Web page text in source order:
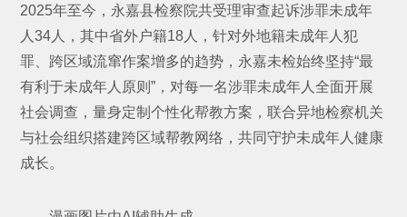
2025年至今，永嘉县检察院共受理审查起诉涉罪未成年
人34人，其中省外户籍18人，针对外地籍未成年人犯
罪、跨区域流窜作案增多的趋势，永嘉未检始终坚持“最
有利于未成年人原则”，对每一名涉罪未成年人全面开展
社会调查，量身定制个性化帮教方案，联合异地检察机关
与社会组织搭建跨区域帮教网络，共同守护未成年人健康
成长。